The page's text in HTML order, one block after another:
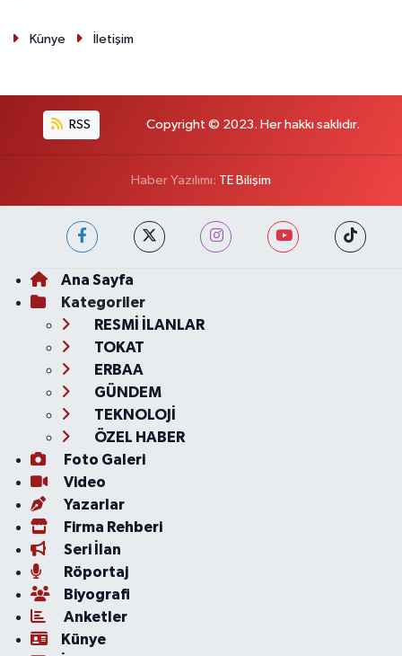
Künye İletişim
RSS Copyright © 2023. Her hakkı saklıdır.
Haber Yazılımı: TE Bilişim
Ana Sayfa
Kategoriler
RESMİ İLANLAR
TOKAT
ERBAA
GÜNDEM
TEKNOLOJİ
ÖZEL HABER
Foto Galeri
Video
Yazarlar
Firma Rehberi
Seri İlan
Röportaj
Biyografi
Anketler
Künye